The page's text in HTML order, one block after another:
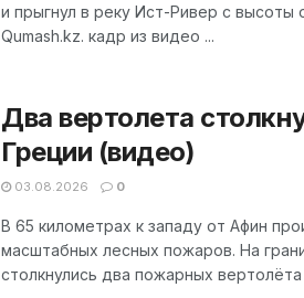
и прыгнул в реку Ист-Ривер с
Qumash.kz. кадр из видео ...
Два вертолета
Греции (видео)
03.08.2026 0
В 65 километрах к западу от Афин
масштабных лесных пожаров. На
столкнулись два пожарных вертолёта